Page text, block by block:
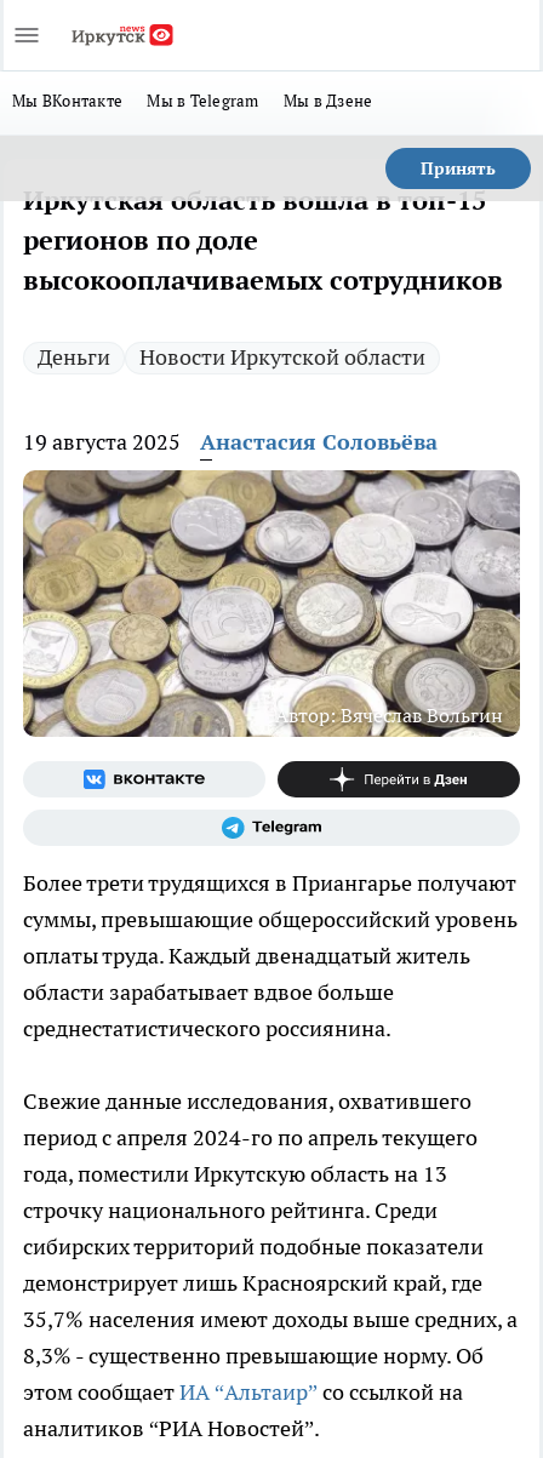
Мы ВКонтакте Мы в Telegram Мы в Дзене
Принять
Иркутская область вошла в топ-15
регионов по доле
высокооплачиваемых сотрудников
Деньги Новости Иркутской области
19 августа 2025 Анастасия Соловьёва
Автор: Вячеслав Вольгин
Более трети трудящихся в Приангарье получают
суммы, превышающие общероссийский уровень
оплаты труда. Каждый двенадцатый житель
области зарабатывает вдвое больше
среднестатистического россиянина.
Свежие данные исследования, охватившего
период с апреля 2024-го по апрель текущего
года, поместили Иркутскую область на 13
строчку национального рейтинга. Среди
сибирских территорий подобные показатели
демонстрирует лишь Красноярский край, где
35,7% населения имеют доходы выше средних, а
8,3% - существенно превышающие норму. Об
этом сообщаетИА “Альтаир” со ссылкой на
аналитиков “РИА Новостей”.